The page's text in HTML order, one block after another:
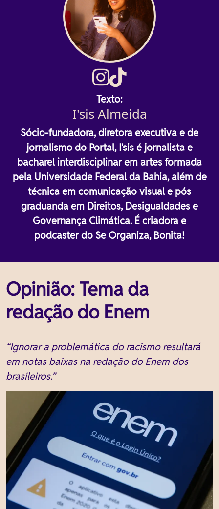
Texto:
I'sis Almeida
Sócio-fundadora, diretora executiva e de
jornalismo do Portal, I'sis é jornalista e
bacharel interdisciplinar em artes formada
pela Universidade Federal da Bahia, além de
técnica em comunicação visual e pós
graduanda em Direitos, Desigualdades e
Governança Climática. É criadora e
podcaster do Se Organiza, Bonita!
Opinião: Tema da
redação do Enem
“Ignorar a problemática do racismo resultará
em notas baixas na redação do Enem dos
brasileiros.”